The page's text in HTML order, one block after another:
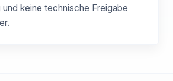
keine technische Freigabe